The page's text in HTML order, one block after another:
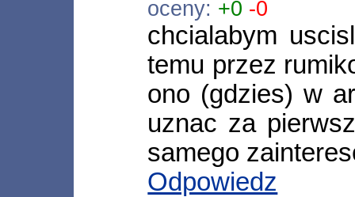
oceny: +0 -0
chcialabym
temu przez
ono (gdzies) w
uznac za
samego
Odpowiedz